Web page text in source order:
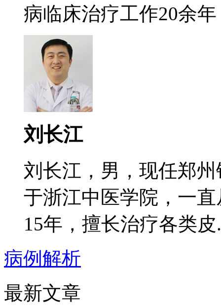
病临床治疗工作20余
刘长江
刘长江，男，现任郑
于浙江中医学院，一
15年，擅长治疗各类皮
病例解析
最新文章